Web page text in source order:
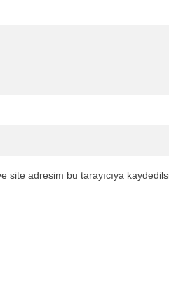
site adresim bu tarayıcıya